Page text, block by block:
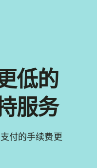
低的
服务
付的手续费更